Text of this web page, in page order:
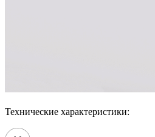
Технические характеристики: